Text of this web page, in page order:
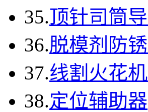
35.顶针司筒
36.脱模剂防
37.线割火花
38.定位辅助器